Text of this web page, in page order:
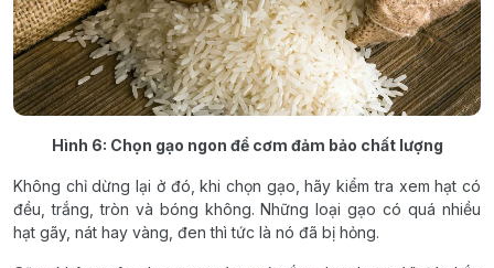
Hình 6: Chọn gạo ngon để cơm đảm bảo chất lượng
Không chỉ dừng lại ở đó, khi chọn gạo, hãy kiểm tra xem hạt có
đều, trắng, tròn và bóng không. Những loại gạo có quá nhiều
hạt gãy, nát hay vàng, đen thì tức là nó đã bị hỏng.